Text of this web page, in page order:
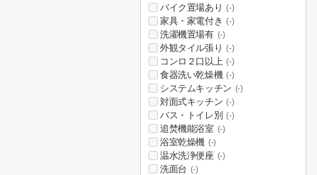
バイク置場あり (-)
家具・家電付き (-)
洗濯機置場有 (-)
外観タイル張り (-)
コンロ２口以上 (-)
食器洗い乾燥機 (-)
システムキッチン (-)
対面式キッチン (-)
バス・トイレ別 (-)
追焚機能浴室 (-)
浴室乾燥機 (-)
温水洗浄便座 (-)
洗面台 (-)